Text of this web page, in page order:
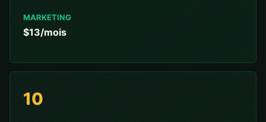
MARKETING
$13/mois
10